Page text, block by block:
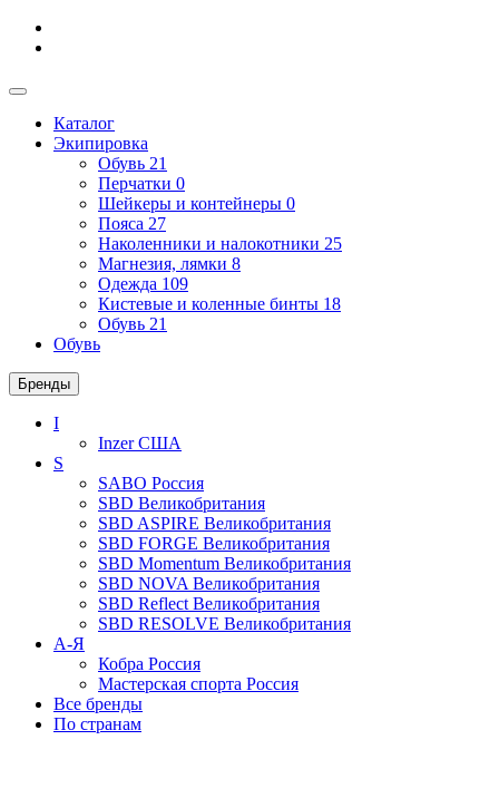
Каталог
Экипировка
Обувь 21
Перчатки 0
Шейкеры и контейнеры 0
Пояса 27
Наколенники и налокотники 25
Магнезия, лямки 8
Одежда 109
Кистевые и коленные бинты 18
Обувь 21
Обувь
Бренды
I
InzerСША
S
SABO Россия
SBD Великобритания
SBD ASPIRE Великобритания
SBD FORGE Великобритания
SBD Momentum Великобритания
SBD NOVA Великобритания
SBD Reflect Великобритания
SBD RESOLVE Великобритания
А-Я
Кобра Россия
Мастерская спорта Россия
Все бренды
По странам